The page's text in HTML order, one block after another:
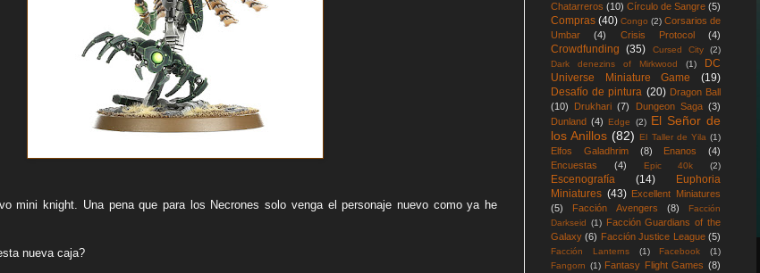
mini knight. Una pena que para los Necrones solo venga el personaje nuevo como ya he
nueva caja?
Chatarreros (10) Círculo de Sangre (5)
Compras (40) Congo (2) Corsarios de
Umbar
(4) Crisis Protocol (4)
Crowdfunding (35) Cursed City
(2)
Dark denezins of Mirkwood
(1)
DC
Universe Miniature Game
(19)
Desafío de pintura (20) Dragon Ball
(10)
Drukhari (7) Dungeon Saga (3)
Dunland (4) Edge (2) El Señor de
los Anillos (82) El Taller de Yila (1)
Elfos Galadhrim (8) Enanos
(4)
Encuestas
(4) Epic 40k (2)
Escenografía (14)
Euphoria
Miniatures (43) Excellent Miniatures
(5)
Facción Avengers (8)
Facción
Darkseid (1) Facción Guardians of the
Galaxy (6) Facción Justice League (5)
Facción Lanterns (1) Facebook
(1)
Fangorn (1) Fantasy Flight Games (8)